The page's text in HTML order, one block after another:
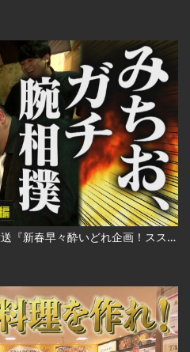
オズブラウン #88 1月18日放送『新春早々酔いどれ企画！ススキノビル呑み探訪 ～わたなべビル編～（後編）』